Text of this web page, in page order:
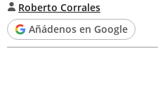
Roberto Corrales
Añádenos en Google